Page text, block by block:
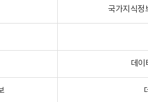
국가지식정
데이